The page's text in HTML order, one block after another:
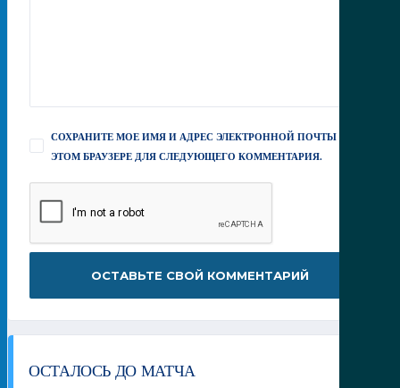
СОХРАНИТЕ МОЕ ИМЯ И АДРЕС ЭЛЕКТРОННОЙ ПОЧТЫ В
ЭТОМ БРАУЗЕРЕ ДЛЯ СЛЕДУЮЩЕГО КОММЕНТАРИЯ.
ОСТАЛОСЬ ДО МАТЧА